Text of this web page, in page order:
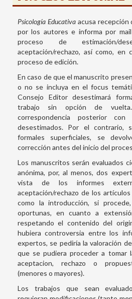
Psicología Educativaacusa recepción
por los autores e informa por
proceso de estimación/
aceptación/rechazo, así como, en
proceso de edición.
En caso de que el manuscrito
o no se incluya en el focus
Consejo Editor desestimará
trabajo sin opción de
correspondencia posterior
desestimados. Por el contrario,
formales superficiales, se
corrección antes del inicio del
Los manuscritos serán evaluados
anónima, por, al menos, dos
vista de los informes
aceptación/rechazo de los
como la introducción, si
oportunas, en cuanto a
respetando el contenido del
hubiera controversia entre los
expertos, se pediría la valoración
que se pudiera proceder a tomar
aceptacion, rechazo o
(menores o mayores).
Los trabajos que sean